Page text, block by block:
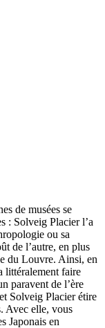
de musées se
: Solveig Placier l’a
ou sa
de l’autre, en plus
du Louvre. Ainsi, en
littéralement faire
paravent de l’ère
Solveig Placier étire
Avec elle, vous
Japonais en